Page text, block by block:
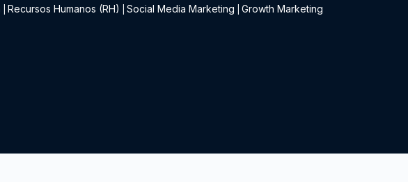
Recursos Humanos (RH) Social Media Marketing Growth Marketing